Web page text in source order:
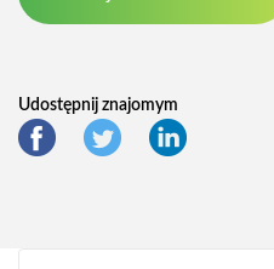
Udostępnij znajomym